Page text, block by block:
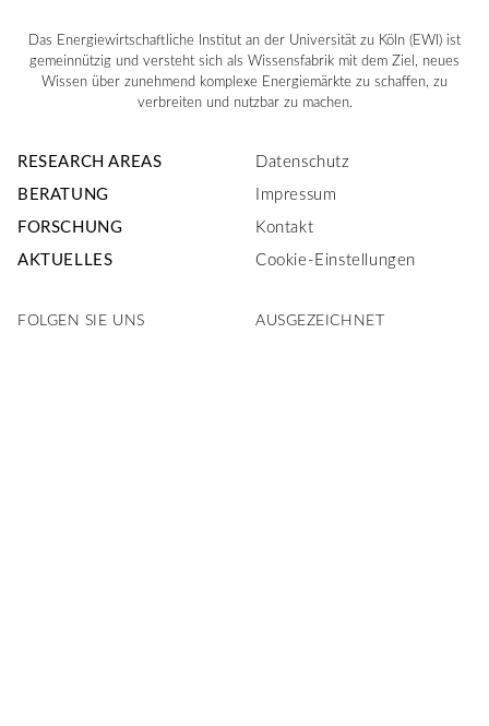
Das Energiewirtschaftliche Institut an der Universität zu Köln (EWI) ist
gemeinnützig und versteht sich als Wissensfabrik mit dem Ziel, neues
Wissen über zunehmend komplexe Energiemärkte zu schaffen, zu
verbreiten und nutzbar zu machen.
RESEARCH AREAS
BERATUNG
FORSCHUNG
AKTUELLES
Datenschutz
Impressum
Kontakt
Cookie-Einstellungen
FOLGEN SIE UNS AUSGEZEICHNET